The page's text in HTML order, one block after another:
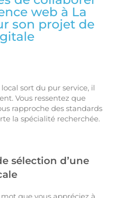
web à La
son projet de
sort du pur service, il
Vous ressentez que
rapproche des standards
la spécialité recherchée.
sélection d’une